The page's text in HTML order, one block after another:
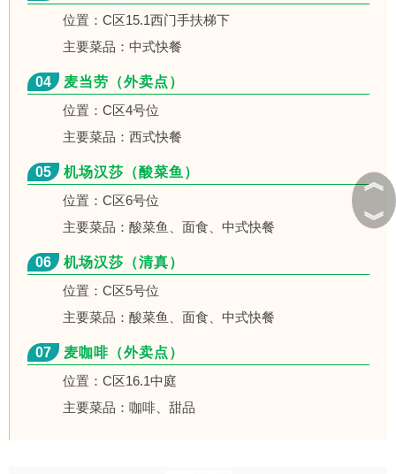
位置：C区15.1西门手扶梯下
主要菜品：中式快餐
04
麦当劳（外卖点）
位置：C区4号位
主要菜品：西式快餐
05
机场汉莎（酸菜鱼）
位置：C区6号位
主要菜品：酸菜鱼、面食、中式快餐
06
机场汉莎（清真）
位置：C区5号位
主要菜品：酸菜鱼、面食、中式快餐
07
麦咖啡（外卖点）
位置：C区16.1中庭
主要菜品：咖啡、甜品
︽
︾